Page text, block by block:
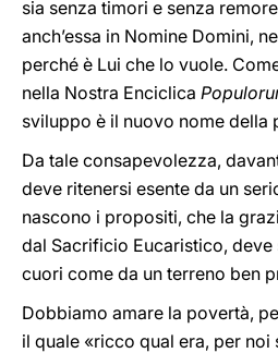
sia senza timori e senza
anch’essa in Nomine Domini,
perché è Lui che lo vuole.
nella Nostra Enciclica
sviluppo è il nuovo nome della
Da tale consapevolezza,
deve ritenersi esente da un
nascono i propositi, che la
dal Sacrificio Eucaristico, deve
cuori come da un terreno ben
Dobbiamo amare la povertà,
il quale «ricco qual era, per